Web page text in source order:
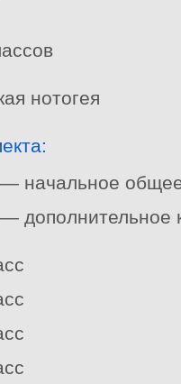
нотогея
начальное
дополнительное